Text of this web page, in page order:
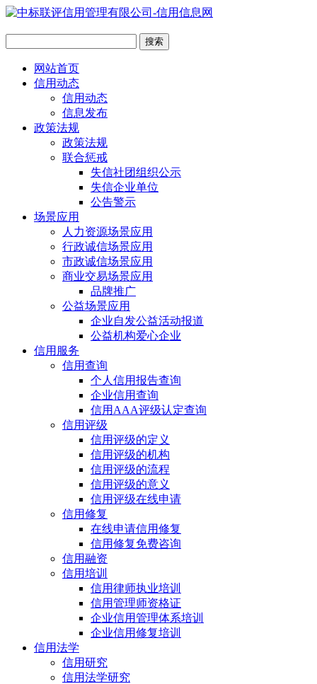
网站首页
信用动态
信用动态
信息发布
政策法规
政策法规
联合惩戒
失信社团组织公示
失信企业单位
公告警示
场景应用
人力资源场景应用
行政诚信场景应用
市政诚信场景应用
商业交易场景应用
品牌推广
公益场景应用
企业自发公益活动报道
公益机构爱心企业
信用服务
信用查询
个人信用报告查询
企业信用查询
信用AAA评级认定查询
信用评级
信用评级的定义
信用评级的机构
信用评级的流程
信用评级的意义
信用评级在线申请
信用修复
在线申请信用修复
信用修复免费咨询
信用融资
信用培训
信用律师执业培训
信用管理师资格证
企业信用管理体系培训
企业信用修复培训
信用法学
信用研究
信用法学研究